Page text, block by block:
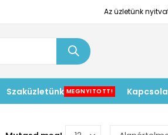
Az üzletünk
Szaküzletünk MEGNYITOTT!